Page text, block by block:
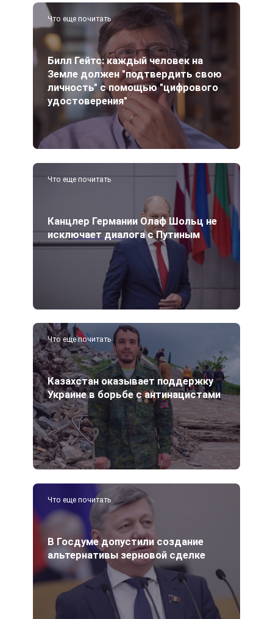
Что еще почитать
Билл Гейтс: каждый человек на
Земле должен "подтвердить свою
личность" с помощью "цифрового
удостоверения"
Что еще почитать
Канцлер Германии Олаф Шольц не
исключает диалога с Путиным
Что еще почитать
Казахстан оказывает поддержку
Украине в борьбе с антинацистами
Что еще почитать
В Госдуме допустили создание
альтернативы зерновой сделке